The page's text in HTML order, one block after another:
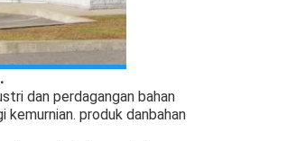
dan perdagangan bahan
kemurnian. produk danbahan